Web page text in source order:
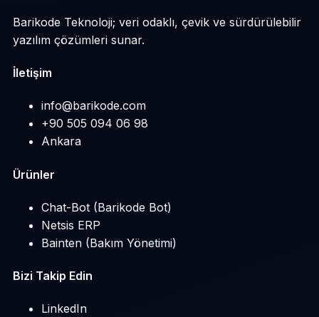
Barikode Teknoloji; veri odaklı, çevik ve sürdürülebilir
yazılım çözümleri sunar.
İletişim
info@barikode.com
+90 505 094 06 98
Ankara
Ürünler
Chat-Bot (Barikode Bot)
Netsis ERP
Bainten (Bakım Yönetimi)
Bizi Takip Edin
LinkedIn